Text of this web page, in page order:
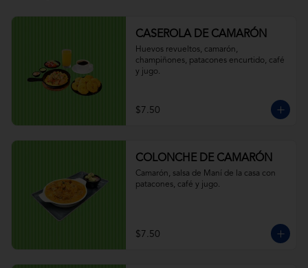
CASEROLA DE CAMARÓN
Huevos revueltos, camarón,
champiñones, patacones encurtido, café
y jugo.
$7.50
COLONCHE DE CAMARÓN
Camarón, salsa de Maní de la casa con
patacones, café y jugo.
$7.50